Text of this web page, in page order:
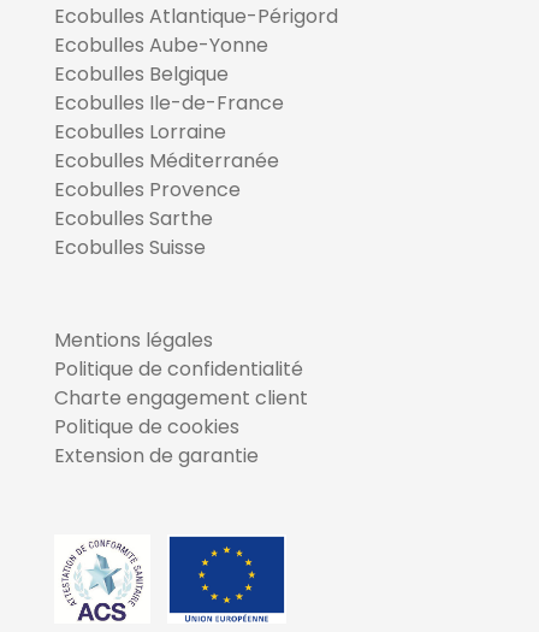
Ecobulles Atlantique-Périgord
Ecobulles Aube-Yonne
Ecobulles Belgique
Ecobulles Ile-de-France
Ecobulles Lorraine
Ecobulles Méditerranée
Ecobulles Provence
Ecobulles Sarthe
Ecobulles Suisse
Mentions légales
Politique de confidentialité
Charte engagement client
Politique de cookies
Extension de garantie